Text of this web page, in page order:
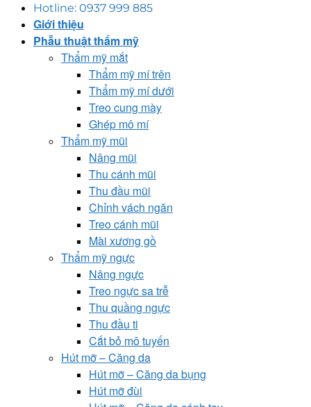
Hotline: 0937 999 885
Giới thiệu
Phẫu thuật thẩm mỹ
Thẩm mỹ mắt
Thẩm mỹ mí trên
Thẩm mỹ mí dưới
Treo cung mày
Ghép mô mí
Thẩm mỹ mũi
Nâng mũi
Thu cánh mũi
Thu đầu mũi
Chỉnh vách ngăn
Treo cánh mũi
Mài xương gồ
Thẩm mỹ ngực
Nâng ngực
Treo ngực sa trễ
Thu quầng ngực
Thu đầu ti
Cắt bỏ mô tuyến
Hút mỡ – Căng da
Hút mỡ – Căng da bụng
Hút mỡ đùi